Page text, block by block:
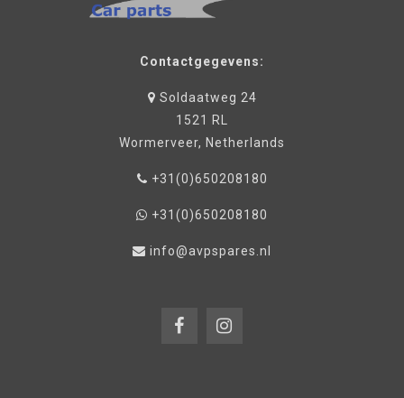
Contactgegevens:
Soldaatweg 24
1521 RL
Wormerveer, Netherlands
+31(0)650208180
+31(0)650208180
info@avpspares.nl